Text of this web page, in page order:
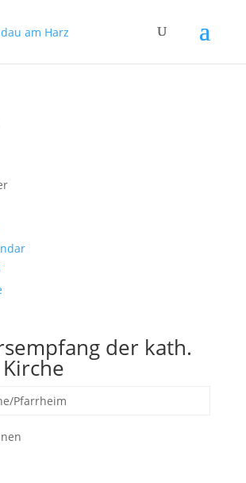
der kath.
Pfarrheim